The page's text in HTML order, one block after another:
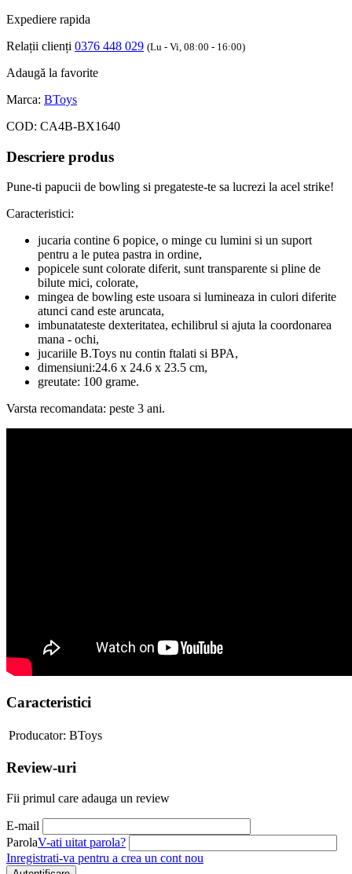
Expediere rapida
Relații clienți 0376 448 029 (Lu - Vi, 08:00 - 16:00)
Adaugă la favorite
Marca: BToys
COD: CA4B-BX1640
Descriere produs
Pune-ti papucii de bowling si pregateste-te sa lucrezi la acel strike!
Caracteristici:
jucaria contine 6 popice, o minge cu lumini si un suport
pentru a le putea pastra in ordine,
popicele sunt colorate diferit, sunt transparente si pline de
bilute mici, colorate,
mingea de bowling este usoara si lumineaza in culori diferite
atunci cand este aruncata,
imbunatateste dexteritatea, echilibrul si ajuta la coordonarea
mana - ochi,
jucariile B.Toys nu contin ftalati si BPA,
dimensiuni:24.6 x 24.6 x 23.5 cm,
greutate: 100 grame.
Varsta recomandata: peste 3 ani.
Caracteristici
Producator: BToys
Review-uri
Fii primul care adauga un review
E-mail
ParolaV-ati uitat parola?
Inregistrati-va pentru a crea un cont nou